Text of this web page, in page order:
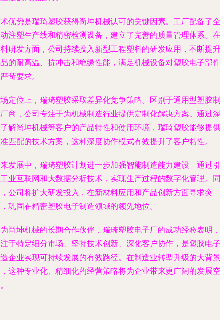
优势是瑞琦塑胶获得尚坤机械认可的关键因素。工厂配备了全
注塑生产线和精密检测设备，建立了完善的质量管理体系。在
研发方面，公司持续投入新型工程塑料的研发应用，不断提升
的耐高温、抗冲击和绝缘性能，满足机械设备对塑胶电子部件
苛要求。
定位上，瑞琦塑胶采取差异化竞争策略。区别于通用型塑胶制
商，公司专注于为机械制造行业提供定制化解决方案。通过深
解尚坤机械等客户的产品特性和使用环境，瑞琦塑胶能够提供
匹配的技术方案，这种深度协作模式有效提升了客户粘性。
发展中，瑞琦塑胶计划进一步加强智能制造能力建设，通过引
业互联网和大数据分析技术，实现生产过程的数字化管理。同
公司将扩大研发投入，在新材料应用和产品创新方面寻求突
巩固在精密塑胶电子制造领域的领先地位。
尚坤机械的长期合作伙伴，瑞琦塑胶电子厂的成功经验表明，
于特定细分市场、坚持技术创新、深化客户协作，是塑胶电子
企业实现可持续发展的有效路径。在制造业转型升级的大背景
这种专业化、精细化的经营策略将为企业带来更广阔的发展空